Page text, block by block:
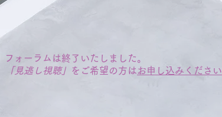
フォーラムは終了いたしました。
「見逃し視聴」
をご希望の方は お申し込みください